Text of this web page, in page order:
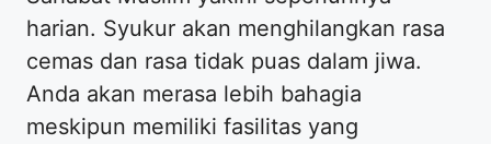
harian. Syukur akan menghilangkan rasa
cemas dan rasa tidak puas dalam jiwa.
Anda akan merasa lebih bahagia
meskipun memiliki fasilitas yang